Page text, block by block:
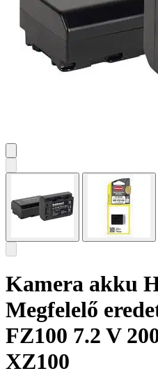
Kamera akku
Megfelelő
FZ100 7.2 V
XZ100